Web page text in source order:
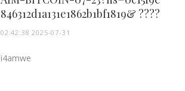
846312d1a131e1862b1bf1819& ????
02:42:38 2025-07-31
i4amwe